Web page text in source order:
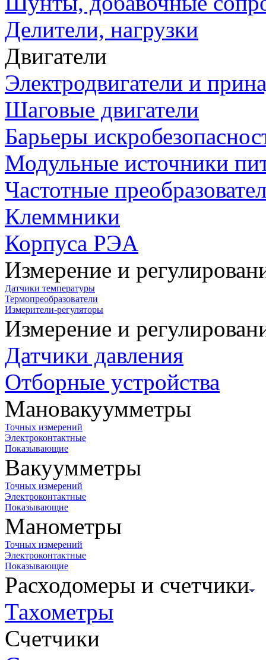
Делители, нагрузки
Двигатели
Электродвигатели и
Шаговые двигатели
Барьеры
Модульные источники
Частотные
Клеммники
Корпуса РЭА
Измерение и
Датчики температуры
Термопреобразователи
Измерители-регуляторы
Измерение и
Датчики давления
Отборные устройства
Мановакуумметры
Точных измерений
Электроконтактные
Показывающие
Вакуумметры
Точных измерений
Электроконтактные
Показывающие
Манометры
Точных измерений
Электроконтактные
Показывающие
Расходомеры и счетчики
Тахометры
Счетчики